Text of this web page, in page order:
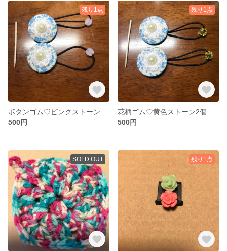
残り1点
500円
残り1点
500円
SOLD OUT 残り1点